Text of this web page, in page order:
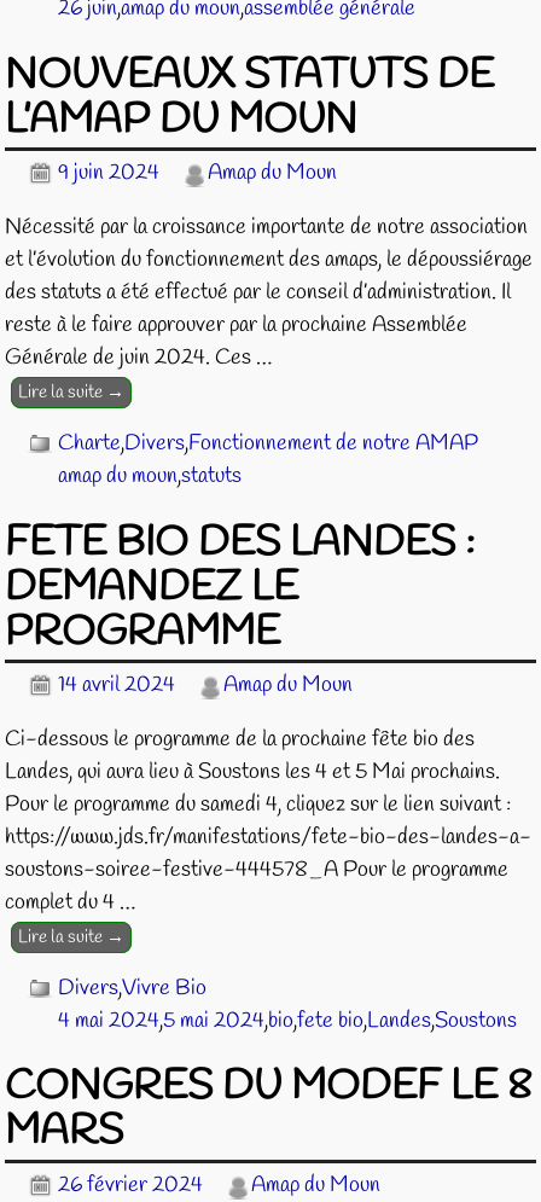
26 juin,amap du moun,assemblée générale
NOUVEAUX STATUTS DE
L’AMAP DU MOUN
9 juin 2024
Amap du Moun
Nécessité par la croissance importante de notre association
et l’évolution du fonctionnement des amaps, le dépoussiérage
des statuts a été effectué par le conseil d’administration. Il
reste à le faire approuver par la prochaine Assemblée
Générale de juin 2024. Ces …
Lire la suite →
Charte,Divers,Fonctionnement de notre AMAP
amap du moun,statuts
FETE BIO DES LANDES :
DEMANDEZ LE
PROGRAMME
14 avril 2024
Amap du Moun
Ci-dessous le programme de la prochaine fête bio des
Landes, qui aura lieu à Soustons les 4 et 5 Mai prochains.
Pour le programme du samedi 4, cliquez sur le lien suivant :
https://www.jds.fr/manifestations/fete-bio-des-landes-a-
soustons-soiree-festive-444578_A Pour le programme
complet du 4 …
Lire la suite →
Divers,Vivre Bio
4 mai 2024,5 mai 2024,bio,fete bio,Landes,Soustons
CONGRES DU MODEF LE 8
MARS
26 février 2024 Amap du Moun